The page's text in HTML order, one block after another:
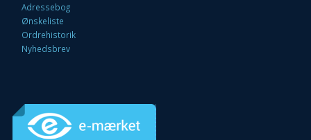
Adressebog
Ønskeliste
Ordrehistorik
Nyhedsbrev